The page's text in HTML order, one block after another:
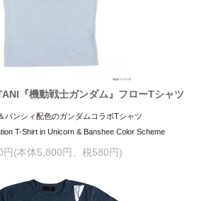
『機動戦士ガンダム』フローTシャツ
バンシィ配色のガンダムコラボTシャツ
T-Shirt in Unicorn & Banshee Color Scheme
円(本体5,800円、税580円)